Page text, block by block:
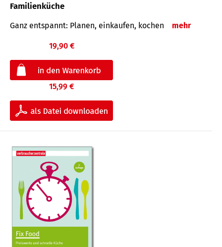
Familienküche
Ganz entspannt: Planen, einkaufen, kochen mehr
19,90 €
15,99 €